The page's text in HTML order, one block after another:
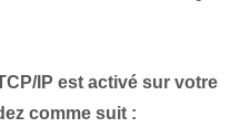
IP est activé sur votre
comme suit :